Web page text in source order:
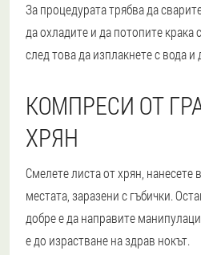
За процедурата трябва да
да охладите и да потопите крака
след това да изплакнете с вода и
КОМПРЕСИ ОТ
ХРЯН
Смелете листа от хрян,
местата, заразени с гъбички.
добре е да направите
е до израстване на здрав нокът.